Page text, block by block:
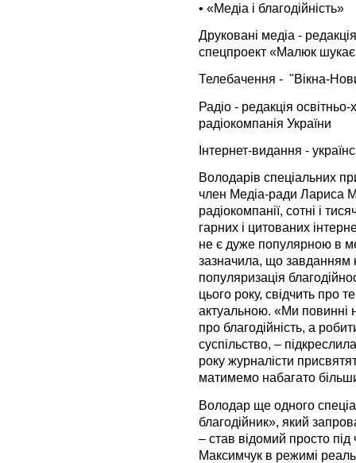
• «Медіа і благодійність»
Друковані медіа -
спецпроект «Малюк шукає
Телебачення - "Вікна-
Радіо - редакція
радіокомпанія України
Інтернет-видання -
Володарів спеціальних
член Медіа-ради Лариса
радіокомпанії, сотні і
гарних і цитованих
не є дуже популярною в
зазначила, що завданням
популяризація
цього року, свідчить про
актуальною. «Ми повинні
про благодійність, а
суспільство, –
року журналісти
матимемо набагато
Володар ще одного
благодійник», який
– став відомий просто
Максимчук в режимі